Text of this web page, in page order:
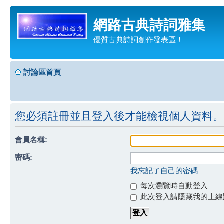
網路古典詩詞雅集
優質古典詩詞創作發表區！
討論區首頁
您必須註冊並且登入後才能檢視個人資料。
會員名稱:
密碼:
我忘記了自己的密碼
每次瀏覽時自動登入
此次登入請隱藏我的上